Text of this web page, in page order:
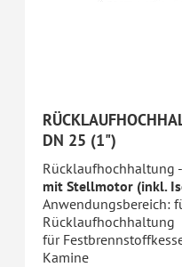
DN 25 (1")
Rücklaufhochhaltung
mit Stellmotor (inkl.
Anwendungsbereich:
Rücklaufhochhaltung
für
Kamine